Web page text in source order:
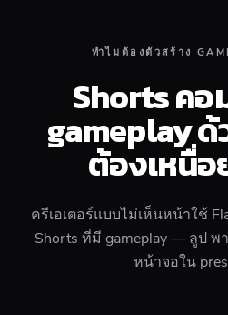
ทำไมต้องตัวสร้าง
Shorts คอ
gameplay ด้
ต้องเหนื่
ครีเอเตอร์แบบไม่เห็นหน้าใช้
Shorts ที่มี gameplay — ลูป พ
หน้าจอใน